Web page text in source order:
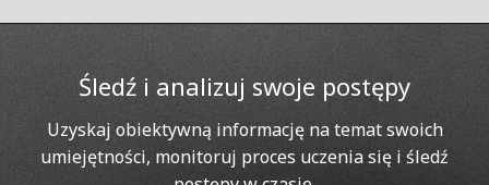
Śledź i analizuj swoje postępy
Uzyskaj obiektywną informację na temat swoich
umiejętności, monitoruj proces uczenia się i śledź